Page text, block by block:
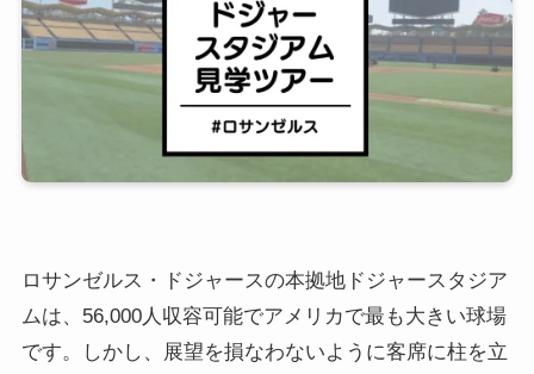
ロサンゼルス・ドジャースの本拠地ドジャースタジア
ムは、56,000人収容可能でアメリカで最も大きい球場
です。しかし、展望を損なわないように客席に柱を立